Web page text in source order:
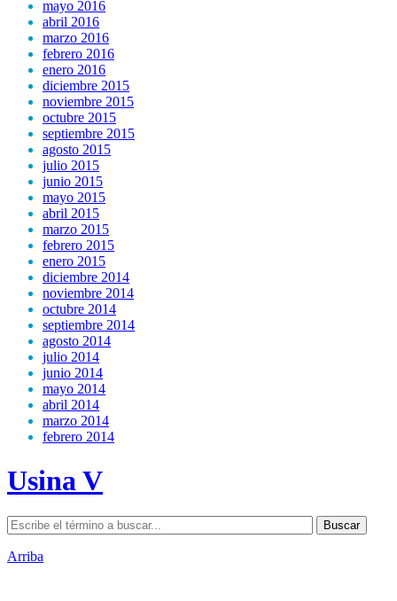
mayo 2016
abril 2016
marzo 2016
febrero 2016
enero 2016
diciembre 2015
noviembre 2015
octubre 2015
septiembre 2015
agosto 2015
julio 2015
junio 2015
mayo 2015
abril 2015
marzo 2015
febrero 2015
enero 2015
diciembre 2014
noviembre 2014
octubre 2014
septiembre 2014
agosto 2014
julio 2014
junio 2014
mayo 2014
abril 2014
marzo 2014
febrero 2014
Usina V
Arriba